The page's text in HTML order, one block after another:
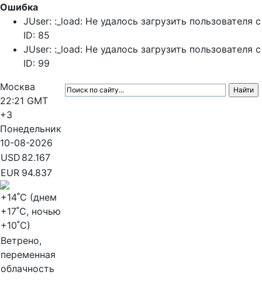
Ошибка
JUser: :_load: Не удалось загрузить пользователя с
ID: 85
JUser: :_load: Не удалось загрузить пользователя с
ID: 99
Москва
22:21 GMT
+3
Понедельник
10-08-2026
USD 82.167
EUR 94.837
+14˚C (днем
+17˚C, ночью
+10˚C)
Ветрено,
переменная
облачность